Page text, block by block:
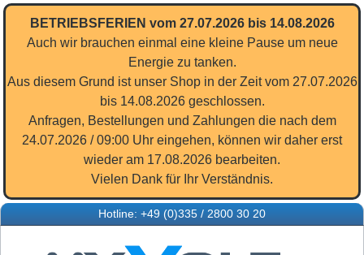
Zum Hauptinhalt springen
BETRIEBSFERIEN vom 27.07.2026 bis 14.08.2026
Auch wir brauchen einmal eine kleine Pause um neue
Energie zu tanken.
Aus diesem Grund ist unser Shop in der Zeit vom 27.07.2026
bis 14.08.2026 geschlossen.
Anfragen, Bestellungen und Zahlungen die nach dem
24.07.2026 / 09:00 Uhr eingehen, können wir daher erst
wieder am 17.08.2026 bearbeiten.
Vielen Dank für Ihr Verständnis.
Hotline: +49 (0)335 / 2800 30 20